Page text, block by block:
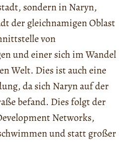
sondern in Naryn,
der gleichnamigen Oblast
von
und einer sich im Wandel
Welt. Dies ist auch eine
da sich Naryn auf der
befand. Dies folgt der
Networks,
und statt großer